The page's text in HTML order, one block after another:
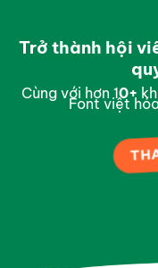
Trở thành hội
Cùng với hơn 10+
Font việt